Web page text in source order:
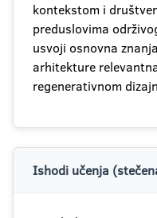
kontekstom i
preduslovima
usvoji osnovna
arhitekture
regenerativnom
Ishodi učenja